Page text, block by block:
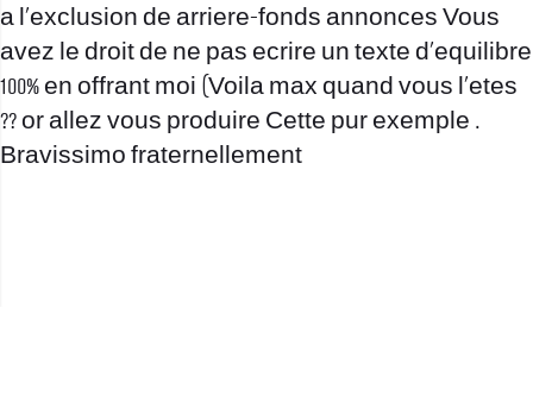
a l’exclusion de arriere-fonds annonces Vous
avez le droit de ne pas ecrire un texte d’equilibre
100% en offrant moi (Voila max quand vous l’etes
?? or allez vous produire Cette pur exemple .
Bravissimo fraternellement